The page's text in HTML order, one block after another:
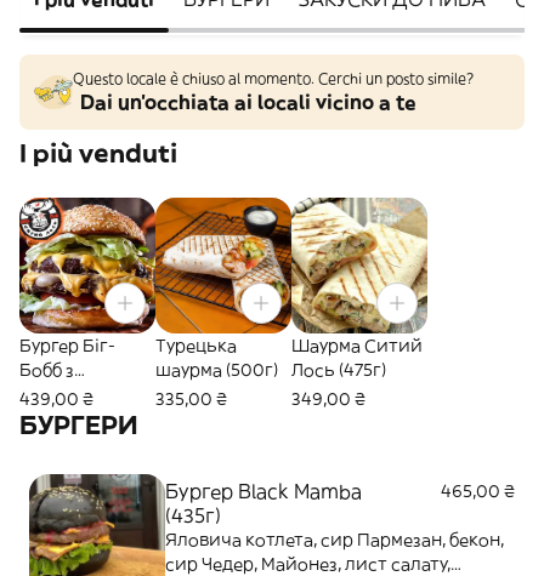
Questo locale è chiuso al momento. Cerchi un posto simile?
Dai un'occhiata ai locali vicino a te
I più venduti
Бургер Біг-
Бобб з
картоплею фрі
(600г)
439,00 ₴
Турецька
шаурма (500г)
335,00 ₴
Шаурма Ситий
Лось (475г)
349,00 ₴
БУРГЕРИ
Бургер Black Mamba
(435г)
465,00 ₴
Яловича котлета, сир Пармезан, бекон,
сир Чедер, Майонез, лист салату,